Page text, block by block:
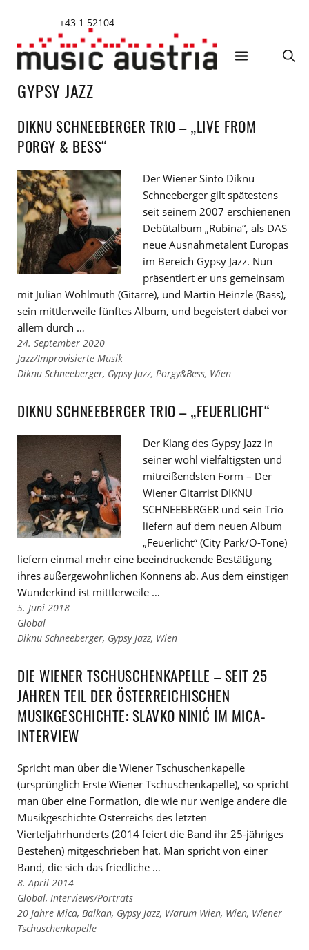
springen
+43 1 52104
MENÜ
GYPSY JAZZ
DIKNU SCHNEEBERGER TRIO – „LIVE FROM
PORGY & BESS“
Der Wiener Sinto Diknu
Schneeberger gilt spätestens
seit seinem 2007 erschienenen
Debütalbum „Rubina“, als DAS
neue Ausnahmetalent Europas
im Bereich Gypsy Jazz. Nun
präsentiert er uns gemeinsam
mit Julian Wohlmuth (Gitarre), und Martin Heinzle (Bass),
sein mittlerweile fünftes Album, und begeistert dabei vor
allem durch …
24. September 2020
Links
zu
Kategorien
Jazz/Improvisierte Musik
Links
den
Tags
Diknu Schneeberger, Gypsy Jazz, Porgy&Bess, Wien
DIKNU SCHNEEBERGER TRIO – „FEUERLICHT“
Der Klang des Gypsy Jazz in
seiner wohl vielfältigsten und
mitreißendsten Form – Der
Wiener Gitarrist DIKNU
SCHNEEBERGER und sein Trio
liefern auf dem neuen Album
„Feuerlicht“ (City Park/O-Tone)
liefern einmal mehr eine beeindruckende Bestätigung
ihres außergewöhnlichen Könnens ab. Aus dem einstigen
Wunderkind ist mittlerweile …
5. Juni 2018
Links
zu
Kategorien
Global
Links
den
Tags
Diknu Schneeberger, Gypsy Jazz, Wien
DIE WIENER TSCHUSCHENKAPELLE – SEIT 25
JAHREN TEIL DER ÖSTERREICHISCHEN
MUSIKGESCHICHTE: SLAVKO NINIĆ IM MICA-
INTERVIEW
Spricht man über die Wiener Tschuschenkapelle
(ursprünglich Erste Wiener Tschuschenkapelle), so spricht
man über eine Formation, die wie nur wenige andere die
Musikgeschichte Österreichs des letzten
Vierteljahrhunderts (2014 feiert die Band ihr 25-jähriges
Bestehen) mitgeschrieben hat. Man spricht von einer
Band, die sich das friedliche …
8. April 2014
Links
zu
den
Global, Interviews/Porträts
Links
zu
20 Jahre Mica, Balkan, Gypsy Jazz, Warum Wien, Wien, Wiener
Tschuschenkapelle